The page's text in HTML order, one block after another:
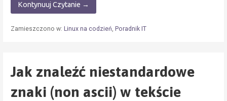
Kontynuuj Czytanie →
Zamieszczono w: Linux na codzień, Poradnik IT
Jak znaleźć niestandardowe
znaki (non ascii) w tekście